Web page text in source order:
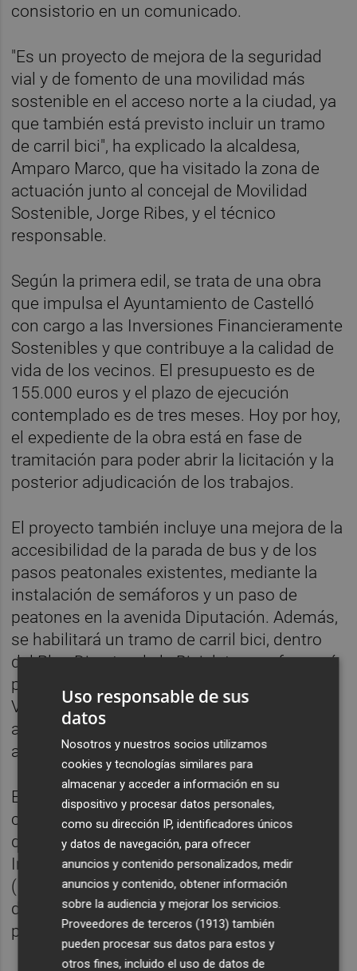
consistorio en un comunicado.
"Es un proyecto de mejora de la seguridad
vial y de fomento de una movilidad más
sostenible en el acceso norte a la ciudad, ya
que también está previsto incluir un tramo
de carril bici", ha explicado la alcaldesa,
Amparo Marco, que ha visitado la zona de
actuación junto al concejal de Movilidad
Sostenible, Jorge Ribes, y el técnico
responsable.
Según la primera edil, se trata de una obra
que impulsa el Ayuntamiento de Castelló
con cargo a las Inversiones Financieramente
Sostenibles y que contribuye a la calidad de
vida de los vecinos. El presupuesto es de
155.000 euros y el plazo de ejecución
contemplado es de tres meses. Hoy por hoy,
el expediente de la obra está en fase de
tramitación para poder abrir la licitación y la
posterior adjudicación de los trabajos.
El proyecto también incluye una mejora de la
accesibilidad de la parada de bus y de los
pasos peatonales existentes, mediante la
instalación de semáforos y un paso de
peatones en la avenida Diputación. Además,
se habilitará un tramo de carril bici, dentro
del Plan Director de la Bicicleta, que formará
parte del carril bici que conectará la avenida
Vall d'Uixò con la ronda Norte. Esta
actuación se complementará con un nuevo
asfaltado de la zona.
Esta intervención en el acceso norte a la
ciudad de Castelló forma parte del paquete
de 10 nuevos proyectos con cargo a las
Inversiones Financieramente Sostenibles
(IFS), aprobado en el pleno del pasado mes
de octubre y que, en total, supone un
presupuesto de 1.895.047 euros.
Uso responsable de sus
datos
Nosotros y nuestros socios utilizamos
cookies y tecnologías similares para
almacenar y acceder a información en su
dispositivo y procesar datos personales,
como su dirección IP, identificadores únicos
y datos de navegación, para ofrecer
anuncios y contenido personalizados, medir
anuncios y contenido, obtener información
sobre la audiencia y mejorar los servicios.
Proveedores de terceros (1913) también
pueden procesar sus datos para estos y
otros fines, incluido el uso de datos de